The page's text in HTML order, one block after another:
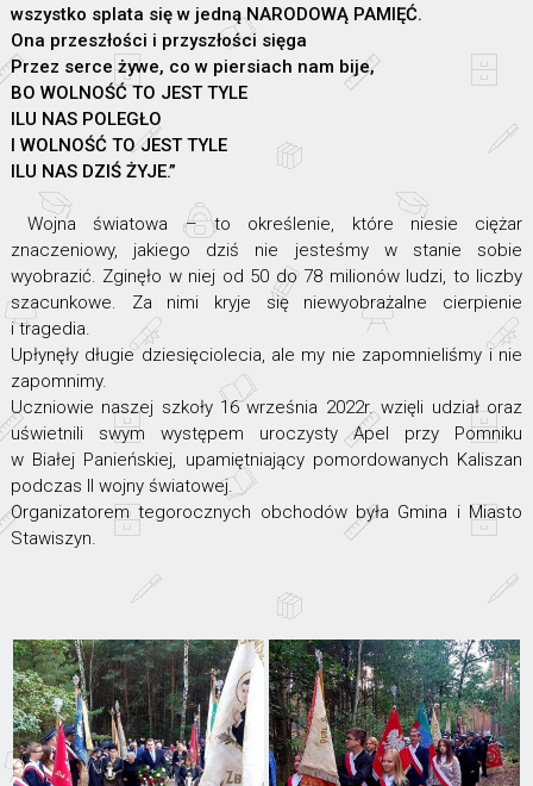
wszystko splata się w jedną NARODOWĄ PAMIĘĆ.
Ona przeszłości i przyszłości sięga
Przez serce żywe, co w piersiach nam bije,
BO WOLNOŚĆ TO JEST TYLE
ILU NAS POLEGŁO
I WOLNOŚĆ TO JEST TYLE
ILU NAS DZIŚ ŻYJE.”
Wojna światowa – to określenie, które niesie ciężar
znaczeniowy, jakiego dziś nie jesteśmy w stanie sobie
wyobrazić. Zginęło w niej od 50 do 78 milionów ludzi, to liczby
szacunkowe. Za nimi kryje się niewyobrażalne cierpienie
i tragedia.
Upłynęły długie dziesięciolecia, ale my nie zapomnieliśmy i nie
zapomnimy.
Uczniowie naszej szkoły 16 września 2022r. wzięli udział oraz
uświetnili swym występem uroczysty Apel przy Pomniku
w Białej Panieńskiej, upamiętniający pomordowanych Kaliszan
podczas II wojny światowej.
Organizatorem tegorocznych obchodów była Gmina i Miasto
Stawiszyn.